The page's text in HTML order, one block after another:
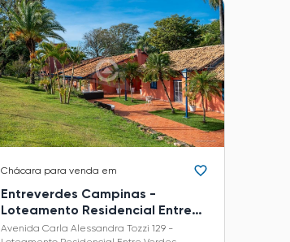
Chácara para venda em
Entreverdes Campinas -
Loteamento Residencial Entre
Verdes (Sousas)
Avenida Carla Alessandra Tozzi 129 -